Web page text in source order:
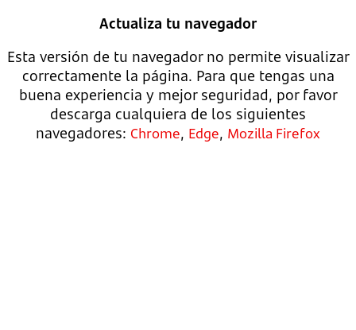
Actualiza tu navegador
Esta versión de tu navegador no permite visualizar
correctamente la página. Para que tengas una
buena experiencia y mejor seguridad, por favor
descarga cualquiera de los siguientes
navegadores: Chrome, Edge, Mozilla Firefox